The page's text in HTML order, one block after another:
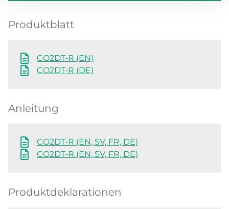
Produktblatt
CO2DT-R (EN)
CO2DT-R (DE)
Anleitung
CO2DT-R (EN, SV, FR, DE)
CO2DT-R (EN, SV, FR, DE)
Produktdeklarationen